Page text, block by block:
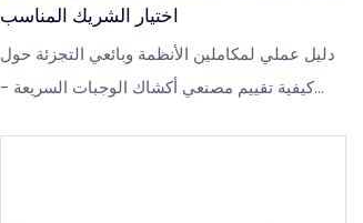
اختيار الشريك المناسب
دليل عملي لمكاملين الأنظمة وبائعي التجزئة حول
كيفية تقييم مصنعي أكشاك الوجبات السريعة -